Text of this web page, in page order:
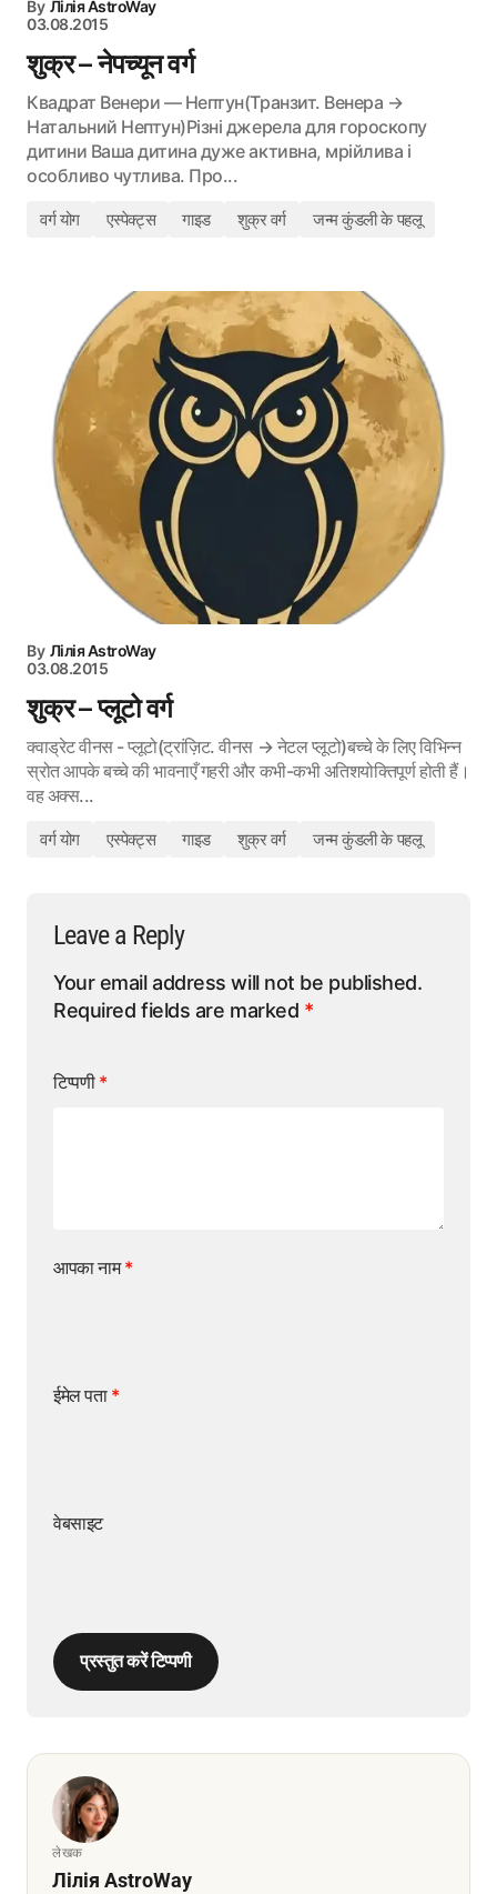
By Лілія AstroWay
03.08.2015
शुक्र – नेपच्यून वर्ग
Квадрат Венери — Нептун(Транзит. Венера →
Натальний Нептун)Різні джерела для гороскопу
дитини Ваша дитина дуже активна, мрійлива і
особливо чутлива. Про...
वर्ग योग एस्पेक्ट्स गाइड शुक्र वर्ग जन्म कुंडली के पहलू
By Лілія AstroWay
03.08.2015
शुक्र – प्लूटो वर्ग
क्वाड्रेट वीनस - प्लूटो(ट्रांज़िट. वीनस → नेटल प्लूटो)बच्चे के लिए विभिन्न
स्रोत आपके बच्चे की भावनाएँ गहरी और कभी-कभी अतिशयोक्तिपूर्ण होती हैं।
वह अक्स...
वर्ग योग एस्पेक्ट्स गाइड शुक्र वर्ग जन्म कुंडली के पहलू
Leave a Reply
Your email address will not be published.
Required fields are marked *
टिप्पणी *
आपका नाम*
ईमेल पता *
वेबसाइट
प्रस्तुत करें टिप्पणी
लेखक
Лілія AstroWay